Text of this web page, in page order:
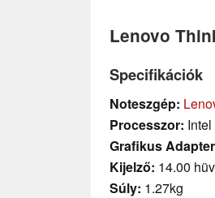
Lenovo
Specifikációk
Noteszgép:
Processzor:
Grafikus
Kijelző: 14.00
Súly: 1.27kg